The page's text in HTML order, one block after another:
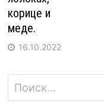
корице и
меде.
16.10.2022
Найти: